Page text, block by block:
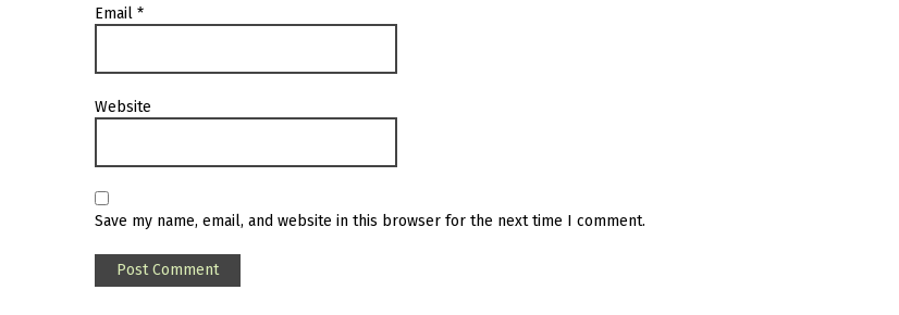
Email *
Website
Save my name, email, and website in this browser for the next time I comment.